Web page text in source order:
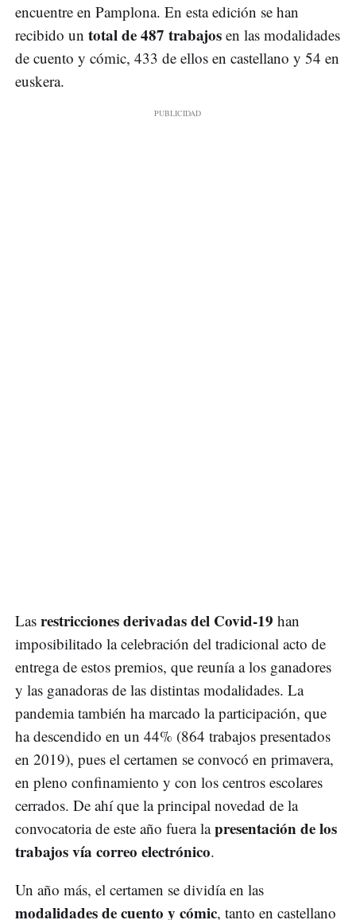
encuentre en Pamplona. En esta edición se han
recibido un total de 487 trabajos en las modalidades
de cuento y cómic, 433 de ellos en castellano y 54 en
euskera.
Las restricciones derivadas del Covid-19 han
imposibilitado la celebración del tradicional acto de
entrega de estos premios, que reunía a los ganadores
y las ganadoras de las distintas modalidades. La
pandemia también ha marcado la participación, que
ha descendido en un 44% (864 trabajos presentados
en 2019), pues el certamen se convocó en primavera,
en pleno confinamiento y con los centros escolares
cerrados. De ahí que la principal novedad de la
convocatoria de este año fuera lapresentación de los
trabajos vía correo electrónico.
Un año más, el certamen se dividía en las
modalidades de cuento y cómic, tanto en castellano